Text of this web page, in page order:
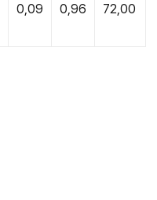
0,09 0,96 72,00